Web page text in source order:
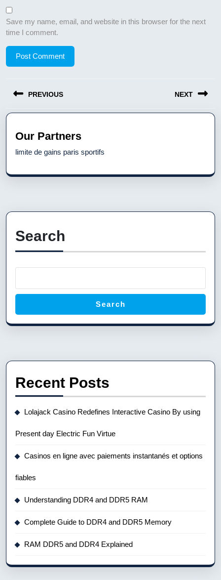
Save my name, email, and website in this browser for the next
time I comment.
navigation
PREVIOUS
Previous
post:
NEXT
Our Partners
limite de gains paris sportifs
Search
Search
Recent Posts
Lolajack Casino Redefines Interactive Casino By using
Present day Electric Fun Virtue
Casinos en ligne avec paiements instantanés et options
fiables
Understanding DDR4 and DDR5 RAM
Complete Guide to DDR4 and DDR5 Memory
RAM DDR5 and DDR4 Explained